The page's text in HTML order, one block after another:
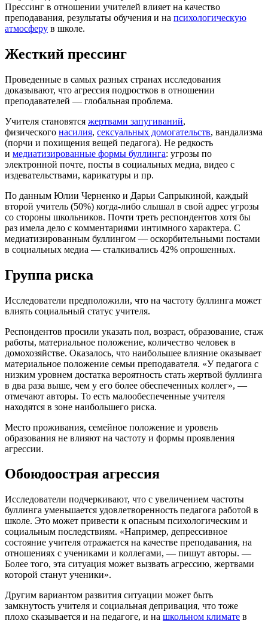
Прессинг в отношении учителей влияет на качество
преподавания, результаты обучения и на психологическую
атмосферу в школе.
Жесткий прессинг
Проведенные в самых разных странах исследования
доказывают, что агрессия подростков в отношении
преподавателей — глобальная проблема.
Учителя становятся жертвами запугиваний,
физического насилия, сексуальных домогательств, вандализма
(порчи и похищения вещей педагога). Не редкость
и медиатизированные формы буллинга: угрозы по
электронной почте, посты в социальных медиа, видео с
издевательствами, карикатуры и пр.
По данным Юлии Черненко и Дарьи Сапрыкиной, каждый
второй учитель (50%) когда-либо слышал в свой адрес угрозы
со стороны школьников. Почти треть респондентов хотя бы
раз имела дело с комментариями интимного характера. С
медиатизированным буллингом — оскорбительными постами
в социальных медиа — сталкивались 42% опрошенных.
Группа риска
Исследователи предположили, что на частоту буллинга может
влиять социальный статус учителя.
Респондентов просили указать пол, возраст, образование, стаж
работы, материальное положение, количество человек в
домохозяйстве. Оказалось, что наибольшее влияние оказывает
материальное положение семьи преподавателя. «У педагога с
низким уровнем достатка вероятность стать жертвой буллинга
в два раза выше, чем у его более обеспеченных коллег», —
отмечают авторы. То есть малообеспеченные учителя
находятся в зоне наибольшего риска.
Место проживания, семейное положение и уровень
образования не влияют на частоту и формы проявления
агрессии.
Обоюдоострая агрессия
Исследователи подчеркивают, что с увеличением частоты
буллинга уменьшается удовлетворенность педагога работой в
школе. Это может привести к опасным психологическим и
социальным последствиям. «Например, депрессивное
состояние учителя отражается на качестве преподавания, на
отношениях с учениками и коллегами, — пишут авторы. —
Более того, эта ситуация может вызвать агрессию, жертвами
которой станут ученики».
Другим вариантом развития ситуации может быть
замкнутость учителя и социальная депривация, что тоже
плохо сказывается и на педагоге, и на школьном климате в